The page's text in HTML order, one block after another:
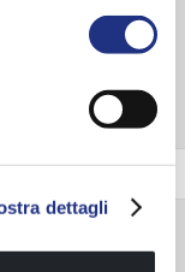
dettagli